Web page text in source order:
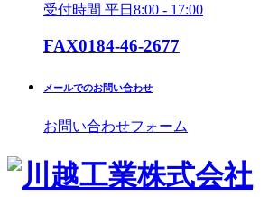
受付時間 平日8:00 - 17:00
FAX0184-46-2677
メールでのお問い合わせ
お問い合わせフォーム